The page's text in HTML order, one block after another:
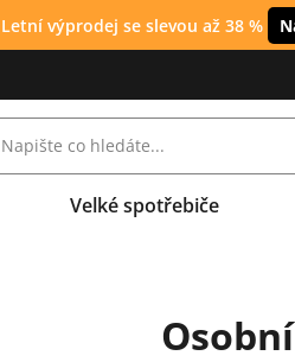
Letní výprodej se slevou až 38 %
Velké spotřebiče